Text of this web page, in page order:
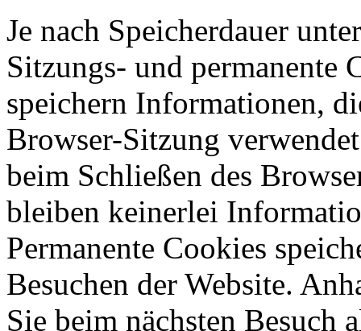
Je nach Speicherdauer
Sitzungs- und permanente
speichern Informationen,
Browser-Sitzung
beim Schließen des
bleiben keinerlei
Permanente Cookies
Besuchen der Website.
Sie beim nächsten Besuch